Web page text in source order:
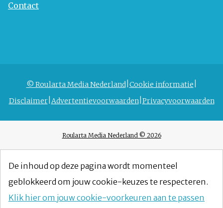
Contact
© Roularta Media Nederland Cookie informatie
Disclaimer Advertentievoorwaarden Privacyvoorwaarden
Roularta Media Nederland © 2026
De inhoud op deze pagina wordt momenteel
geblokkeerd om jouw cookie-keuzes te respecteren.
Klik hier om jouw cookie-voorkeuren aan te passen